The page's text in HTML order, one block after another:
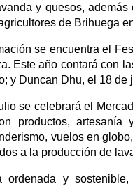
y quesos,
de Brihuega
se encuentra el
Este año contará con
y Duncan Dhu, el 18
se celebrará el
productos, artesanía
vuelos en
a la producción de
y